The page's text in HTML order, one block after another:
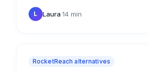
bien. Mais selon vos…
L Laura·14 min
RocketReach alternatives